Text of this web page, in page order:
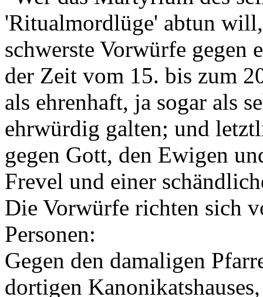
'Ritualmordlüge' abtun
schwerste Vorwürfe gegen
der Zeit vom 15. bis zum
als ehrenhaft, ja sogar als
ehrwürdig galten; und
gegen Gott, den Ewigen
Frevel und einer
Die Vorwürfe richten sich
Personen:
Gegen den damaligen
dortigen